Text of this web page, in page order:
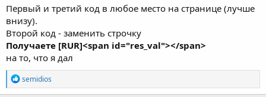
Первый и третий код в любое место на странице (лучше
внизу).
Второй код - заменить строчку
Получаете [RUR]<span id="res_val"></span>
на то, что я дал
Р
е
semidios